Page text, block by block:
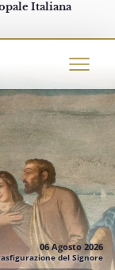
Italiana
06 Agosto 2026
del Signore